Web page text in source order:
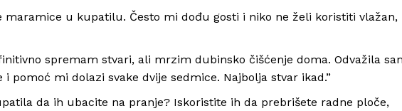
maramice u kupatilu. Često mi dođu gosti i niko ne želi koristiti vlažan,
spremam stvari, ali mrzim dubinsko čišćenje doma. Odvažila
pomoć mi dolazi svake dvije sedmice. Najbolja stvar ikad.”
da ih ubacite na pranje? Iskoristite ih da prebrišete radne ploče,